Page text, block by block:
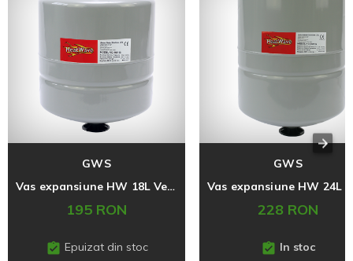
GWS
Vas expansiune HW 18L Vertical
195 RON
Epuizat din stoc
GWS
228 RON
In stoc